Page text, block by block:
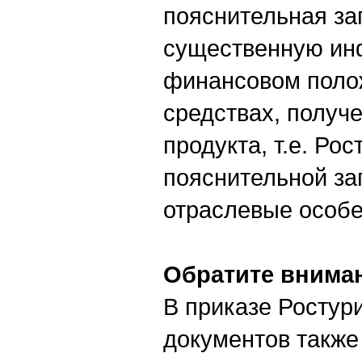
пояснительная
существенную
финансовом
средствах,
продукта, т.е.
пояснительной
отраслевые
Обратите
В приказе
документов